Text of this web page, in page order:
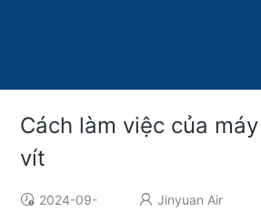
Cách làm việc của
vít
2024-09-
Jinyuan Air